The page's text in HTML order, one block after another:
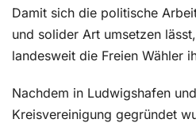
Damit sich die politische
und solider Art umsetzen
landesweit die Freien Wähler
Nachdem in Ludwigshafen
Kreisvereinigung gegründet